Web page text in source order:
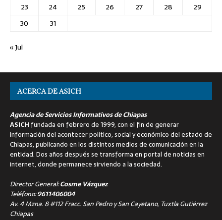
23
24 25 26 27 28
29
30
31
« Jul
ACERCA DE ASICH
Agencia de Servicios Informativos de Chiapas
ASICH fundada en febrero de 1999, con el fin de generar
información del acontecer político, social y económico del estado de
Chiapas, publicando en los distintos medios de comunicación en la
entidad. Dos años después se transforma en portal de noticias en
internet, donde permanece sirviendo a la sociedad.
Director General:Cosme Vázquez
Teléfono:9611406004
Av. 4 Mzna. 8 #112 Fracc. San Pedro y San Cayetano, Tuxtla Gutiérrez
Chiapas